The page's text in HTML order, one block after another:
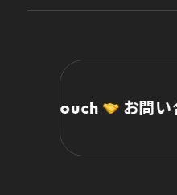
お問い合わせ